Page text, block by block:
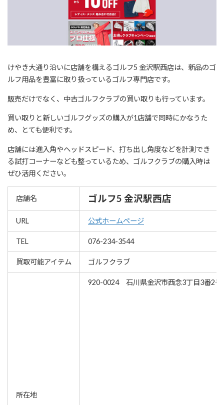
けやき大通り沿いに店舗を構えるゴルフ5 金沢駅西店は、新品のゴ
ルフ用品を豊富に取り扱っているゴルフ専門店です。
販売だけでなく、中古ゴルフクラブの買い取りも行っています。
買い取りと新しいゴルフグッズの購入が1店舗で同時にかなうた
め、とても便利です。
店舗には進入角やヘッドスピード、打ち出し角度などを計測でき
る試打コーナーなども整っているため、ゴルフクラブの購入時は
ぜひ活用ください。
店舗名 ゴルフ5 金沢駅西店
URL 公式ホームページ
TEL 076-234-3544
買取可能アイテム ゴルフクラブ
所在地
920-0024 石川県金沢市西念3丁目3番2号